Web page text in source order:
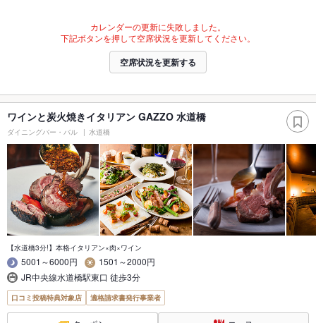
カレンダーの更新に失敗しました。
下記ボタンを押して空席状況を更新してください。
空席状況を更新する
ワインと炭火焼きイタリアン GAZZO 水道橋
ダイニングバー・バル 水道橋
【水道橋3分!】本格イタリアン×肉×ワイン
5001～6000円
1501～2000円
JR中央線水道橋駅東口 徒歩3分
口コミ投稿特典対象店 適格請求書発行事業者